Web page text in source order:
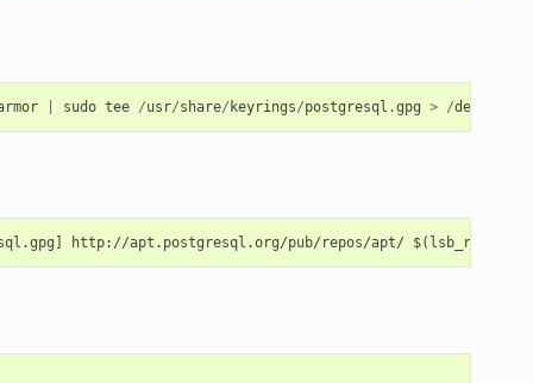
sudo tee /usr/share/ keyrings/postgresql .gpg > /dev